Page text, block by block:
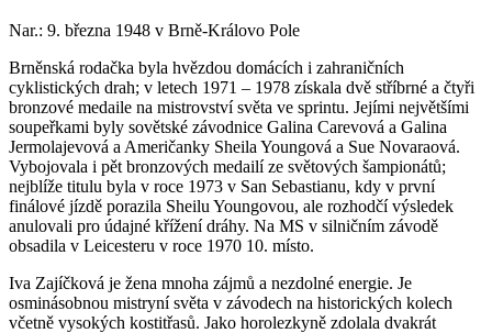
Nar.: 9. března 1948 v Brně-Královo Pole
Brněnská rodačka byla hvězdou domácích i zahraničních
cyklistických drah; v letech 1971 – 1978 získala dvě stříbrné a čtyři
bronzové medaile na mistrovství světa ve sprintu. Jejími největšími
soupeřkami byly sovětské závodnice Galina Carevová a Galina
Jermolajevová a Američanky Sheila Youngová a Sue Novaraová.
Vybojovala i pět bronzových medailí ze světových šampionátů;
nejblíže titulu byla v roce 1973 v San Sebastianu, kdy v první
finálové jízdě porazila Sheilu Youngovou, ale rozhodčí výsledek
anulovali pro údajné křížení dráhy. Na MS v silničním závodě
obsadila v Leicesteru v roce 1970 10. místo.
Iva Zajíčková je žena mnoha zájmů a nezdolné energie. Je
osminásobnou mistryní světa v závodech na historických kolech
včetně vysokých kostitřasů. Jako horolezkyně zdolala dvakrát